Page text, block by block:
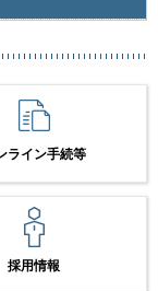
ライン手続等
採用情報